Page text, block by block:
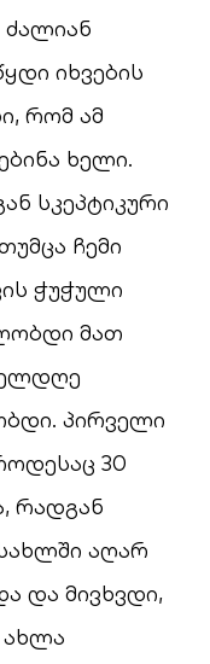
ძალიან
იხვების
რომ ამ
ხელი.
სკეპტიკური
ჩემი
ჭუჭული
მათ
პირველი
30
რადგან
აღარ
და მივხვდი,